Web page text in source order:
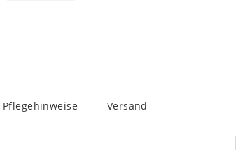
Pflegehinweise Versand